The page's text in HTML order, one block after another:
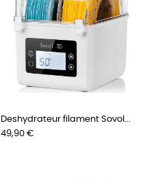
Deshydrateur filament Sovol...
Preis
49,90 €